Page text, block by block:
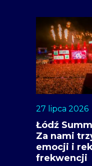
27 lipca 2026
Łódź
Za nami
emocji i
frekwencji